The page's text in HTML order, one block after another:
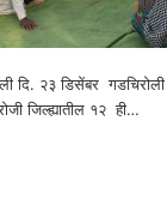
दि. २३ डिसेंबर गडचिरोली
जिल्ह्यातील १२ ही…